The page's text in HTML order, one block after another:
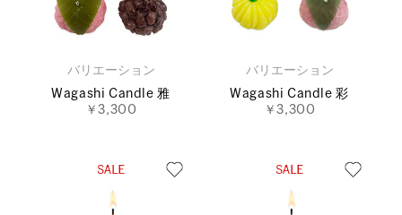
バリエーション
Wagashi Candle 雅
￥3,300
バリエーション
Wagashi Candle 彩
￥3,300